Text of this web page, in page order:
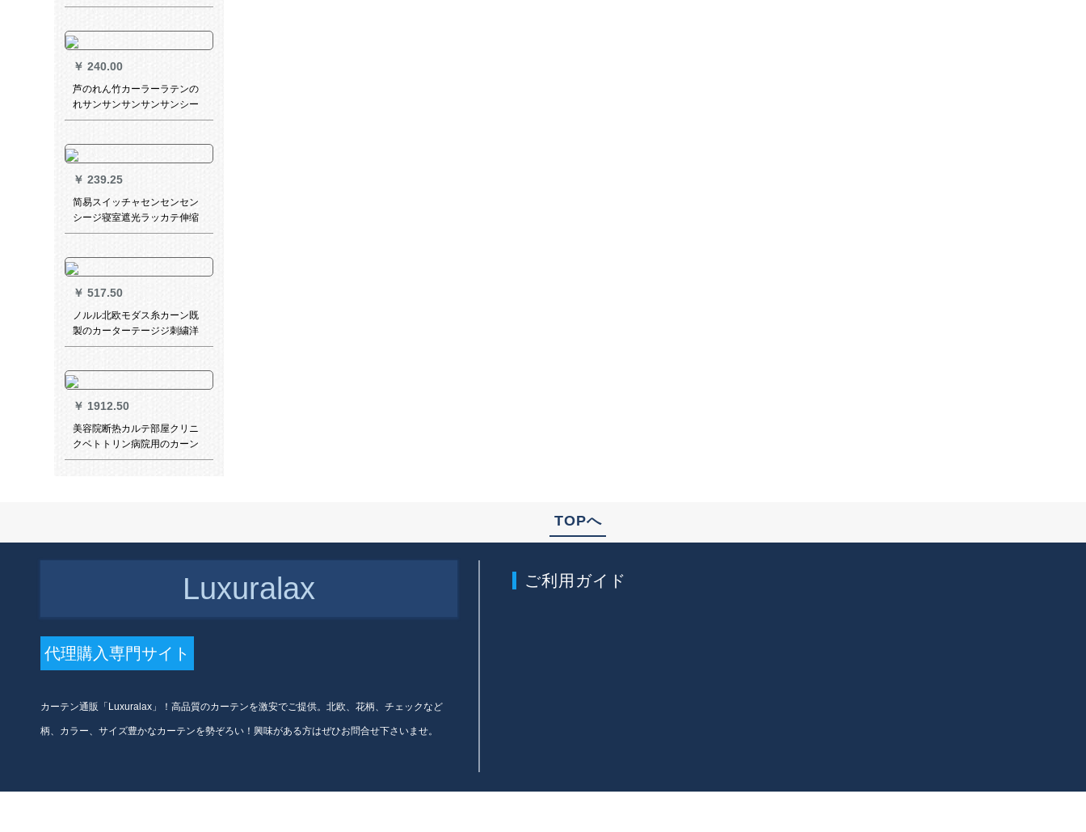
か？一元はいますか？
￥ 240.00
芦のれん竹カーラーラテンの
れサンサンサンサンサンシー
レドカーターターテーン断热
トなカーラーテ120*长300 cm
￥ 239.25
简易スイッチャセンセンセン
シージ寝室遮光ラッカテ伸缩
のレインUVカーテは吸盘ガラ
￥ 517.50
ノルル北欧モダス糸カーン既
製のカーターテージジ刺繍洋
風レレスベッドルーム出窓カ
出窓テーリングリングリング
リングリングなしのベルン白
紗普通連結金幅2メトル*高2メ
トル/1枚
￥ 1912.50
美容院断热カルテ部屋クリニ
クベトトリン病院用のカーン
寝室断热养生湖青5*2.7(轨4.5
TOPへ
Luxuralax
代理購入専門サイト
カーテン通販「Luxuralax」！高品質のカーテンを激安でご提供。北欧、花柄、チェックなど
柄、カラー、サイズ豊かなカーテンを勢ぞろい！興味がある方はぜひお問合せ下さいませ。
ご利用ガイド